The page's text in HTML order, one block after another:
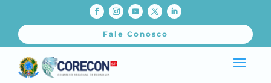
Fale Conosco